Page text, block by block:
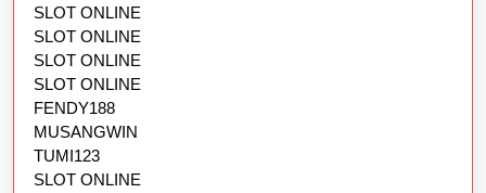
SLOT ONLINE
SLOT ONLINE
SLOT ONLINE
SLOT ONLINE
FENDY188
MUSANGWIN
TUMI123
SLOT ONLINE